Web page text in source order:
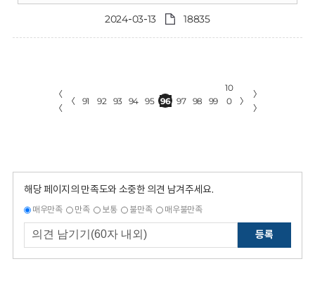
2024-03-13 18835
〈
〈
〈 91 92 93 94 95 96 97 98 99
10
0
〉
〉
〉
해당 페이지의 만족도와 소중한 의견 남겨주세요.
매우만족 만족 보통 불만족 매우불만족
등록